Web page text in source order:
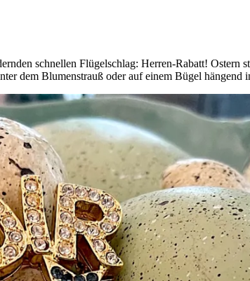
schnellen Flügelschlag: Herren-Rabatt! Ostern
dem Blumenstrauß oder auf einem Bügel